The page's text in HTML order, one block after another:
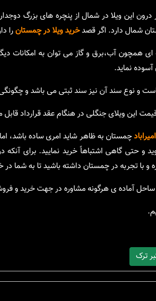
درون این ویلا در شمال از پنچره های بزرگ
شمال دارد. اگر قصدخرید ویلا در چمستانرا
ای همچون آب،برق و گاز می توان به امکانات
نماید.
و نوع سند آن نیز سند ثبتی می باشد و
این ویلای جنگلی در هنگام عقد قرارداد قابل
چمستان به ظاهر شاید امری ساده باشد،
و حتی گاهی اشتباهاً خرید نمایید. برای آنکه
و با تجربه در چمستان داشته باشید تا به شما
ساحل آماده ی هرگونه مشاوره در جهت خرید و
ترک